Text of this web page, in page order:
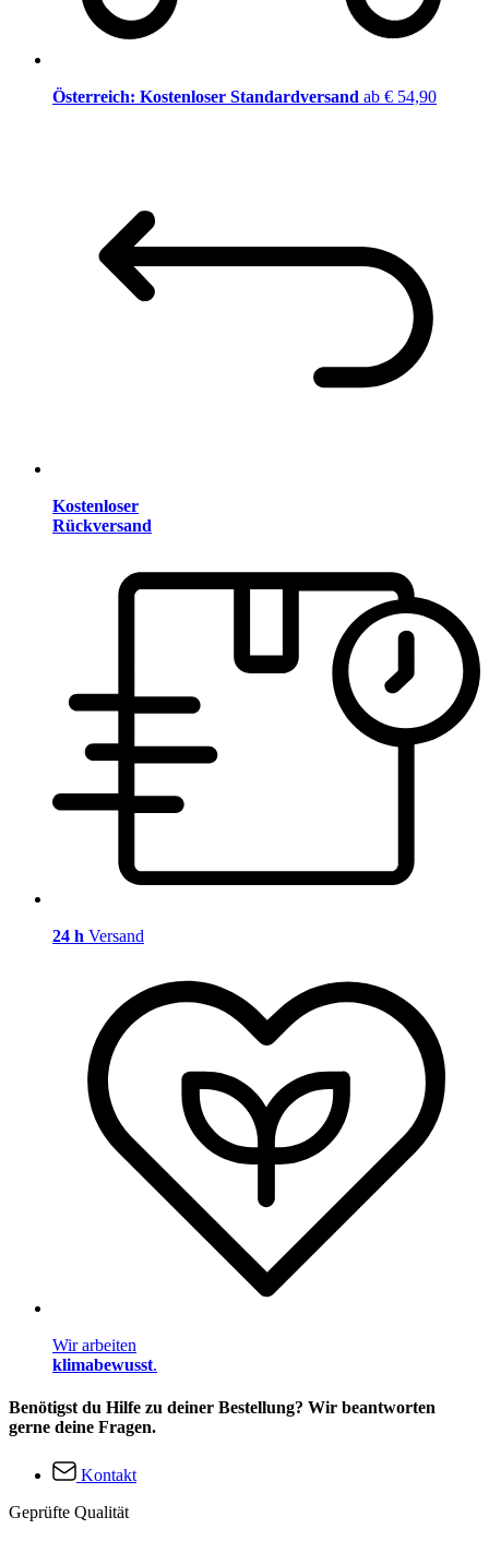
Österreich: Kostenloser Standardversand ab € 54,90
Kostenloser
Rückversand
24 h Versand
Wir arbeiten
klimabewusst.
Benötigst du Hilfe zu deiner Bestellung? Wir beantworten
gerne deine Fragen.
Kontakt
Geprüfte Qualität